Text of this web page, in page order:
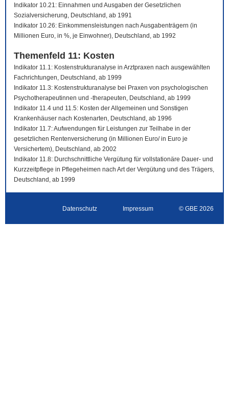
Indikator 10.21: Einnahmen und Ausgaben der Gesetzlichen
Sozialversicherung, Deutschland, ab 1991
Indikator 10.26: Einkommensleistungen nach Ausgabenträgern (in
Millionen Euro, in %, je Einwohner), Deutschland, ab 1992
Themenfeld 11: Kosten
Indikator 11.1: Kostenstrukturanalyse in Arztpraxen nach ausgewählten
Fachrichtungen, Deutschland, ab 1999
Indikator 11.3: Kostenstrukturanalyse bei Praxen von psychologischen
Psychotherapeutinnen und -therapeuten, Deutschland, ab 1999
Indikator 11.4 und 11.5: Kosten der Allgemeinen und Sonstigen
Krankenhäuser nach Kostenarten, Deutschland, ab 1996
Indikator 11.7: Aufwendungen für Leistungen zur Teilhabe in der
gesetzlichen Rentenversicherung (in Millionen Euro/ in Euro je
Versichertem), Deutschland, ab 2002
Indikator 11.8: Durchschnittliche Vergütung für vollstationäre Dauer- und
Kurzzeitpflege in Pflegeheimen nach Art der Vergütung und des Trägers,
Deutschland, ab 1999
Datenschutz Impressum © GBE 2026